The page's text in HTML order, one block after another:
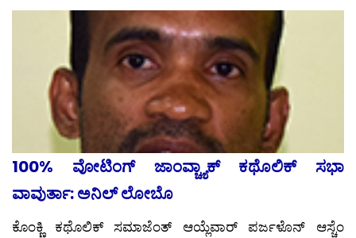
100% ವೋಟಿಂಗ್ ಜಾಂವ್ಚ್ಯಾಕ್ ಕಥೊಲಿಕ್ ಸಭಾ
ವಾವುರ್ತಾ: ಅನಿಲ್ ಲೋಬೊ
ಕೊಂಕ್ಣಿ ಕಥೊಲಿಕ್ ಸಮಾಜೆಂತ್ ಆಯ್ಲೆವಾರ್ ಪರ್ಜಳೊನ್ ಆಸ್ಚೆಂ